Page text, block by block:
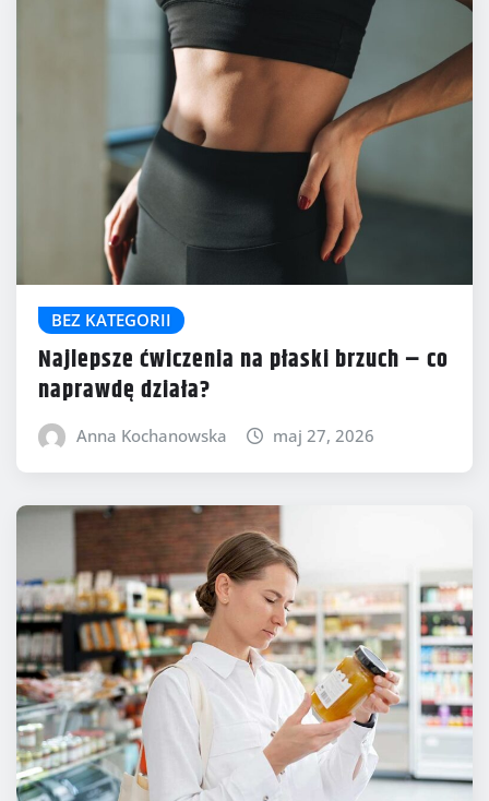
BEZ KATEGORII
Najlepsze ćwiczenia na płaski brzuch – co
naprawdę działa?
Anna Kochanowska maj 27, 2026